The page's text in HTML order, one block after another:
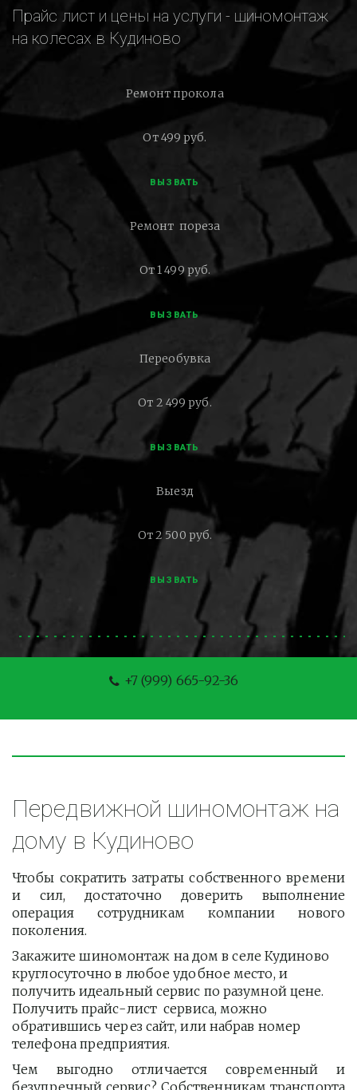
Прайс лист и цены на услуги - шиномонтаж
на колесах в Кудиново
Ремонт прокола
От 499 руб.
ВЫЗВАТЬ
Ремонт пореза
От 1 499 руб.
ВЫЗВАТЬ
Переобувка
От 2 499 руб.
ВЫЗВАТЬ
Выезд
От 2 500 руб.
ВЫЗВАТЬ
+7 (999) 665-92-36
Передвижной шиномонтаж на
дому в Кудиново
Чтобы сократить затраты собственного времени
и сил, достаточно доверить выполнение
операция сотрудникам компании нового
поколения.
Закажите шиномонтаж на дом в селе Кудиново
круглосуточно в любое удобное место, и
получить идеальный сервис по разумной цене.
Получить прайс-лист  сервиса, можно
обратившись через сайт, или набрав номер
телефона предприятия.
Чем выгодно отличается современный и
безупречный сервис? Собственникам транспорта